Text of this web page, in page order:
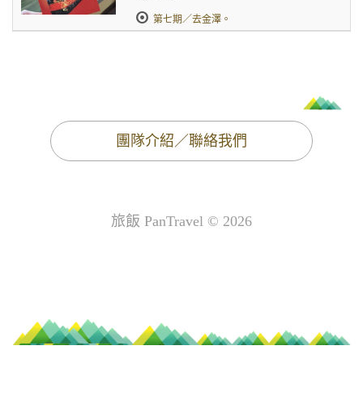
第七期／去金澤。
團隊介紹／聯絡我們
旅飯 PanTravel © 2026